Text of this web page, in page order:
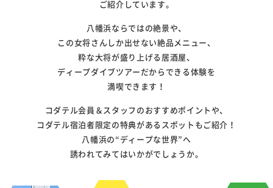
ご紹介しています。
八幡浜ならではの絶景や、
この女将さんしか出せない絶品メニュー、
粋な大将が盛り上げる居酒屋、
ディープダイブツアーだからできる体験を
満喫できます！
コダテル会員＆スタッフのおすすめポイントや、
コダテル宿泊者限定の特典があるスポットもご紹介！
八幡浜の“ディープな世界”へ
誘われてみてはいかがでしょうか。